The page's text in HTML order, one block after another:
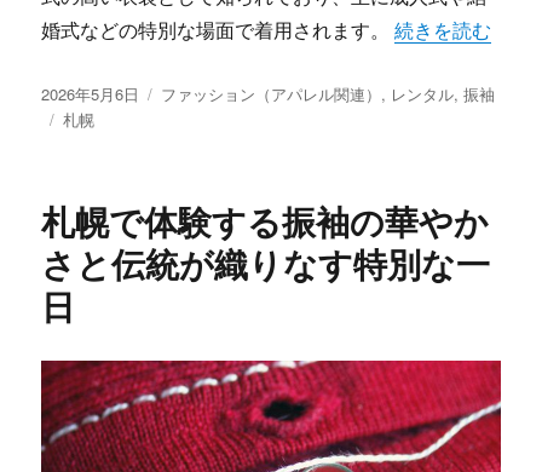
婚式などの特別な場面で着用されます。“札幌で叶える
続きを読む
投
稿
2026年5月6日
カ
ファッション（アパレル関連） , レンタル,振袖
タ
札幌
札幌で体験する振袖の華やか
さと伝統が織りなす特別な一
日